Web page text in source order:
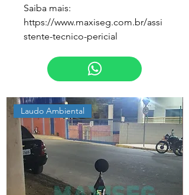
Saiba mais:
https://www.maxiseg.com.br/assi
stente-tecnico-pericial
Laudo Ambiental